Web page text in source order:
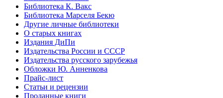
Библиотека К. Вакс
Библиотека Марселя Бекю
Другие личные библиотеки
О старых книгах
Издания ДиПи
Издательства России и СССР
Издательства русского зарубежья
Обложки Ю. Анненкова
Прайс-лист
Статьи и рецензии
Проданные книги